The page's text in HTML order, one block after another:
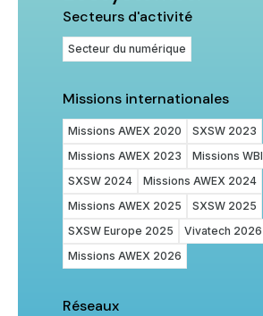
Secteurs d'activité
Secteur du numérique
Missions internationales
Missions AWEX 2020
SXSW 2023
Missions AWEX 2023
Missions WBI
SXSW 2024
Missions AWEX 2024
Missions AWEX 2025
SXSW 2025
SXSW Europe 2025
Vivatech 2026
Missions AWEX 2026
Réseaux